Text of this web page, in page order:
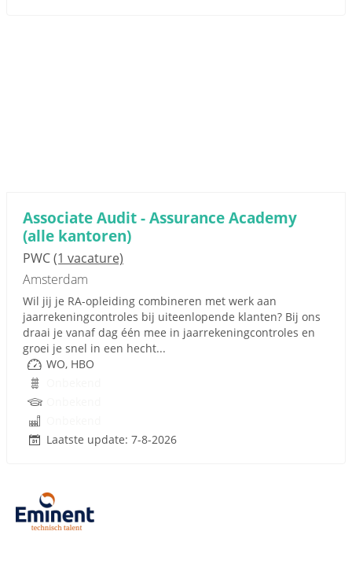
Associate Audit - Assurance Academy
(alle kantoren)
PWC(1 vacature)
Amsterdam
Wil jij je RA-opleiding combineren met werk aan
jaarrekeningcontroles bij uiteenlopende klanten? Bij ons
draai je vanaf dag één mee in jaarrekeningcontroles en
groei je snel in een hecht...
WO, HBO
Laatste update: 7-8-2026